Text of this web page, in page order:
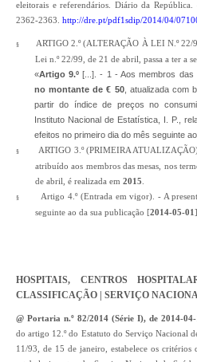
eleitorais e referendários. Diário da
2362-2363. http://dre.pt/pdf1sdip/2014/04/
§
ARTIGO 2.º (ALTERAÇÃO À LEI N.º
Lei n.º 22/99, de 21 de abril, passa a ter a
«Artigo 9.º[...]. - 1 - Aos membros das
no montante de € 50, atualizada com
partir do índice de preços no
Instituto Nacional de Estatística, I. P.,
efeitos no primeiro dia do mês seguinte
§
ARTIGO 3.º (PRIMEIRA
atribuído aos membros das mesas, nos
de abril, é realizada em 2015
§
Artigo 4.º (Entrada em vigor). - A
seguinte ao da sua publicação [2014-05-01 ].
HOSPITAIS, CENTROS
CLASSIFICAÇÃO | SERVIÇO
@ Portaria n.º 82/2014 (Série I), de 2014-04-
do artigo 12.º do Estatuto do Serviço Nacional
11/93, de 15 de janeiro, estabelece os critérios